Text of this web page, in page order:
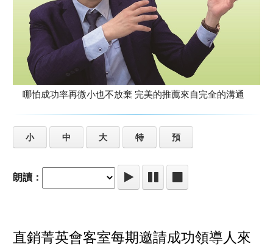
哪怕成功率再微小也不放棄 完美的推薦來自完全的溝通
小 中 大 特 預
朗讀：
直銷菁英會客室每期邀請成功領導人來